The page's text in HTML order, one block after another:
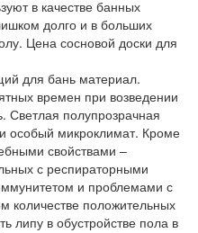
в качестве банных
долго и в больших
Цена сосновой доски для
для бань материал.
времен при возведении
Светлая полупрозрачная
особый микроклимат. Кроме
свойствами –
с респираторными
и проблемами с
количестве положительных
липу в обустройстве пола в